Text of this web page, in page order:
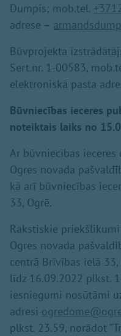
Dumpis; mob.tel.
adrese –
Būvprojekta
Sert.nr. 1-00583,
elektroniskā pasta
Būvniecības ieceres
noteiktais laiks no
Ar būvniecības
Ogres novada
kā arī būvniecības
33, Ogrē.
Rakstiskie
Ogres novada
centrā Brīvības ielā 33,
līdz 16.09.2022 plkst.
iesniegumi nosūtāmi
adresi
plkst. 23.59, norādot